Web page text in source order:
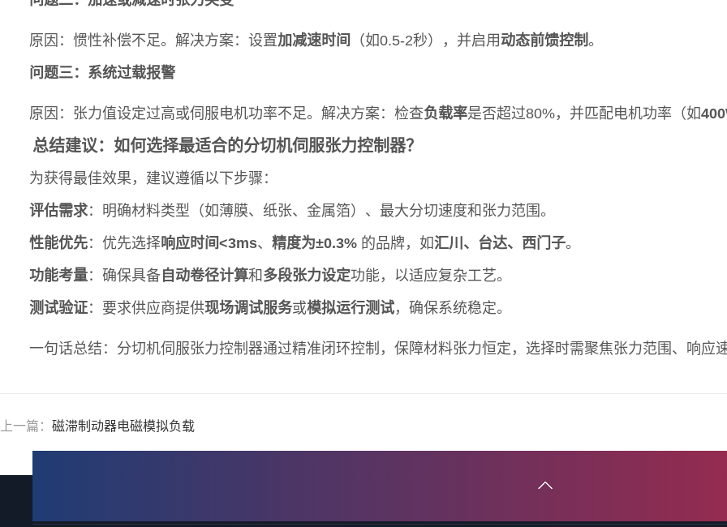
原因：惯性补偿不足。解决方案：设置加减速时间 （如0.5-2秒），并启用 动态前馈控制。
问题三：系统过载报警
原因：张力值设定过高或伺服电机功率不足。解决方案：检查负载率是否超过80%，并匹配电机功率（如
总结建议：如何选择最适合的分切机伺服张力控制器？
为获得最佳效果，建议遵循以下步骤：
评估需求：明确材料类型（如薄膜、纸张、金属箔）、最大分切速度和张力范围。
性能优先：优先选择响应时间<3ms、 精度为±0.3% 的品牌，如汇川、台达、西门子。
功能考量：确保具备 自动卷径计算和 多段张力设定功能，以适应复杂工艺。
测试验证：要求供应商提供现场调试服务或模拟运行测试，确保系统稳定。
一句话总结：分切机伺服张力控制器通过精准闭环控制，保障材料张力恒定，选择时需聚焦张力范围、响应
上一篇： 磁滞制动器电磁模拟负载